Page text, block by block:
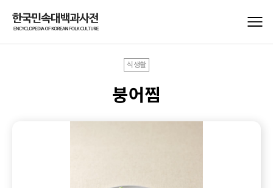
식생활
붕어찜